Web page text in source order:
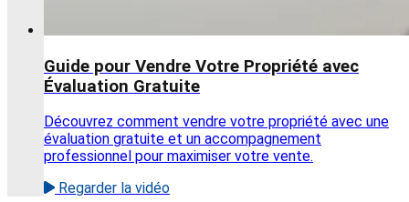
Guide pour Vendre Votre Propriété avec
Évaluation Gratuite
Découvrez comment vendre votre propriété avec une
évaluation gratuite et un accompagnement
professionnel pour maximiser votre vente.
Regarder la vidéo